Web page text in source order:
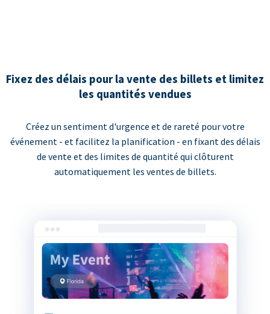
Fixez des délais pour la vente des billets et limitez
les quantités vendues
Créez un sentiment d'urgence et de rareté pour votre
événement - et facilitez la planification - en fixant des délais
de vente et des limites de quantité qui clôturent
automatiquement les ventes de billets.